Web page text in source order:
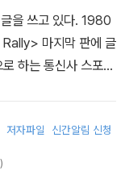
을 쓰고 있다. 1980
마지막 판에 글
하는 통신사 스포츠
간행물 <쿠페 앤 스
션 왜건Monovolu
저자파일 신간알림 신청